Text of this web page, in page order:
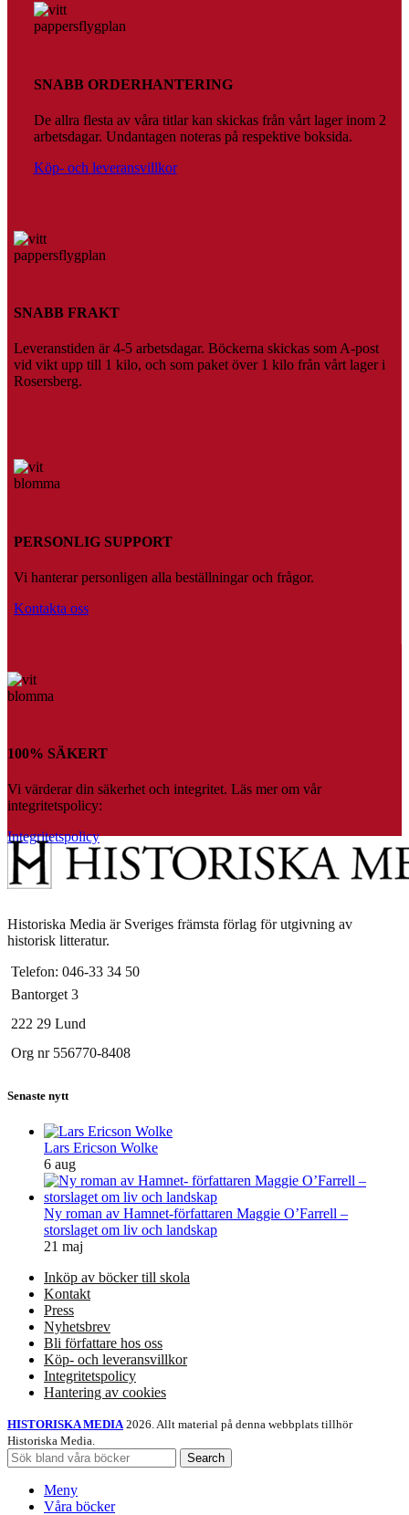
SNABB ORDERHANTERING
De allra flesta av våra titlar kan skickas från vårt lager inom 2
arbetsdagar. Undantagen noteras på respektive boksida.
Köp- och leveransvillkor
SNABB FRAKT
Leveranstiden är 4-5 arbetsdagar. Böckerna skickas som A-post
vid vikt upp till 1 kilo, och som paket över 1 kilo från vårt lager i
Rosersberg.
PERSONLIG SUPPORT
Vi hanterar personligen alla beställningar och frågor.
Kontakta oss
100% SÄKERT
Vi värderar din säkerhet och integritet. Läs mer om vår
integritetspolicy:
Integritetspolicy
Historiska Media är Sveriges främsta förlag för utgivning av
historisk litteratur.
Telefon: 046-33 34 50
Bantorget 3
222 29 Lund
Org nr 556770-8408
Senaste nytt
Lars Ericson Wolke
6 aug
Ny roman av Hamnet-författaren Maggie O’Farrell –
storslaget om liv och landskap
21 maj
Inköp av böcker till skola
Kontakt
Press
Nyhetsbrev
Bli författare hos oss
Köp- och leveransvillkor
Integritetspolicy
Hantering av cookies
HISTORISKA MEDIA 2026. Allt material på denna webbplats tillhör
Historiska Media.
Search
Meny
Våra böcker